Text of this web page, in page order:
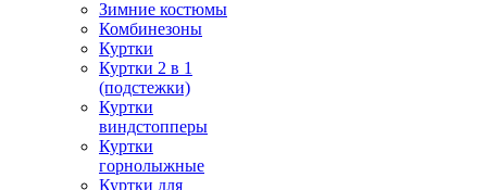
Зимние костюмы
Комбинезоны
Куртки
Куртки 2 в 1
(подстежки)
Куртки
виндстопперы
Куртки
горнолыжные
Куртки для